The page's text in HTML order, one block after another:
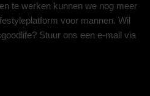
te werken kunnen we nog meer
voor mannen. Wil
Stuur ons een e-mail via